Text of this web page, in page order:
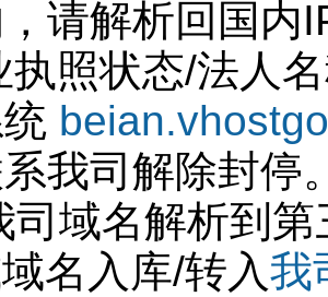
请解析回国内
执照状态/法人
我司解除封停
司域名解析到
名入库/转入我